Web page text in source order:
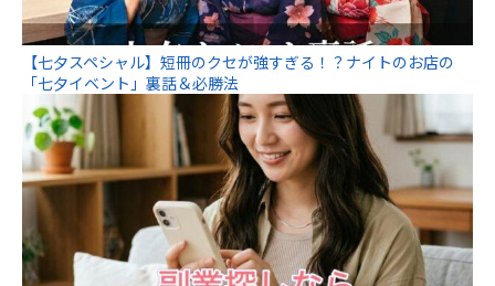
【七夕スペシャル】短冊のクセが強すぎる！？ナイトのお店の
「七夕イベント」裏話＆必勝法